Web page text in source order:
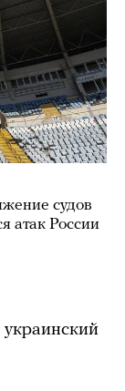
судов
атак России